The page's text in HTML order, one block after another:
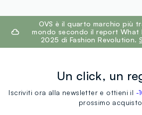
footer.ariatitleOVS è il quarto marchio più
mondo secondo il report What
2025 di Fashion Revolution.
Un click, un
Iscriviti ora alla newsletter e ottieni il -
prossimo